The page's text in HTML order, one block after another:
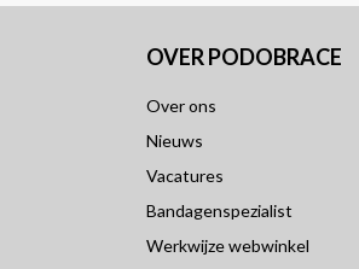
OVER PODOBRACE
Over ons
Nieuws
Vacatures
Bandagenspezialist
Werkwijze webwinkel